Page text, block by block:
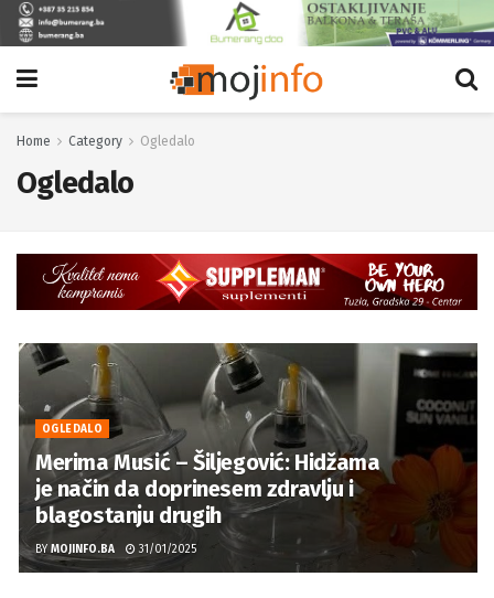
Home Category Ogledalo
Ogledalo
OGLEDALO
Merima Musić – Šiljegović: Hidžama
je način da doprinesem zdravlju i
blagostanju drugih
BY MOJINFO.BA 31/01/2025